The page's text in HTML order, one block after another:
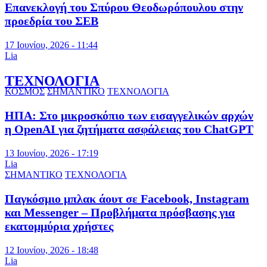
Επανεκλογή του Σπύρου Θεοδωρόπουλου στην
προεδρία του ΣΕΒ
17 Ιουνίου, 2026 - 11:44
Lia
ΤΕΧΝΟΛΟΓΙΑ
ΚΟΣΜΟΣ ΣΗΜΑΝΤΙΚΟ ΤΕΧΝΟΛΟΓΙΑ
ΗΠΑ: Στο μικροσκόπιο των εισαγγελικών αρχών
η OpenAI για ζητήματα ασφάλειας του ChatGPT
13 Ιουνίου, 2026 - 17:19
Lia
ΣΗΜΑΝΤΙΚΟ ΤΕΧΝΟΛΟΓΙΑ
Παγκόσμιο μπλακ άουτ σε Facebook, Instagram
και Messenger – Προβλήματα πρόσβασης για
εκατομμύρια χρήστες
12 Ιουνίου, 2026 - 18:48
Lia